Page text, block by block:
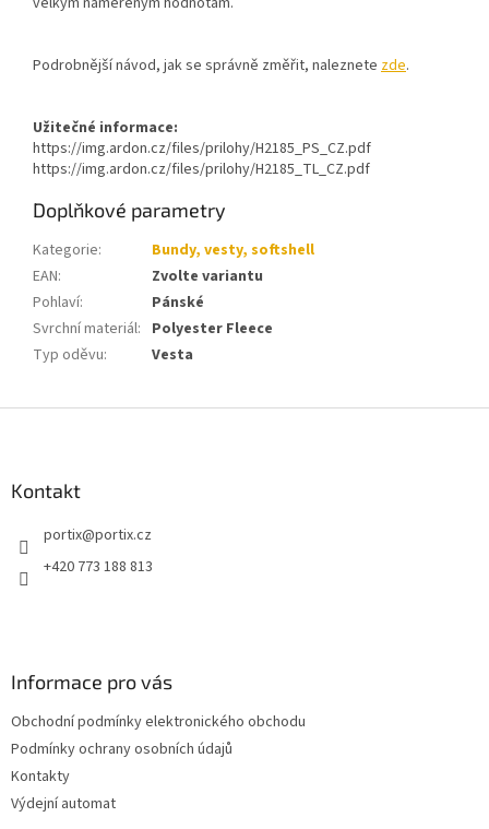
Podrobnější návod, jak se správně změřit, naleznete zde.
Užitečné informace:
https://img.ardon.cz/files/prilohy/H2185_PS_CZ.pdf
https://img.ardon.cz/files/prilohy/H2185_TL_CZ.pdf
Doplňkové parametry
Kategorie:
Bundy, vesty, softshell
EAN:
Zvolte variantu
Pohlaví:
Pánské
Svrchní materiál: Polyester Fleece
Typ oděvu: Vesta
Kontakt
portix@portix.cz
+420 773 188 813
Informace pro vás
Obchodní podmínky elektronického obchodu
Podmínky ochrany osobních údajů
Kontakty
Výdejní automat